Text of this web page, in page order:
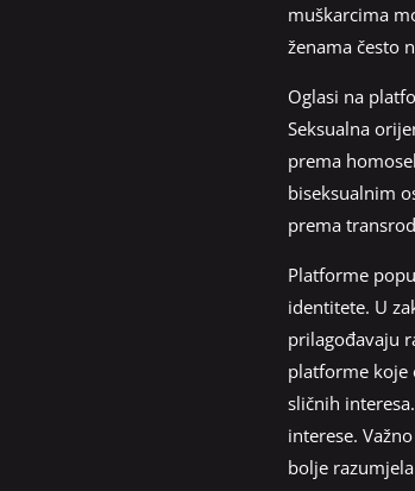
muškarcima
ženama često
Oglasi na
Seksualna
prema
biseksualnim
prema
Platforme
identitete. U
prilagođavaju
platforme koje
sličnih
interese.
bolje